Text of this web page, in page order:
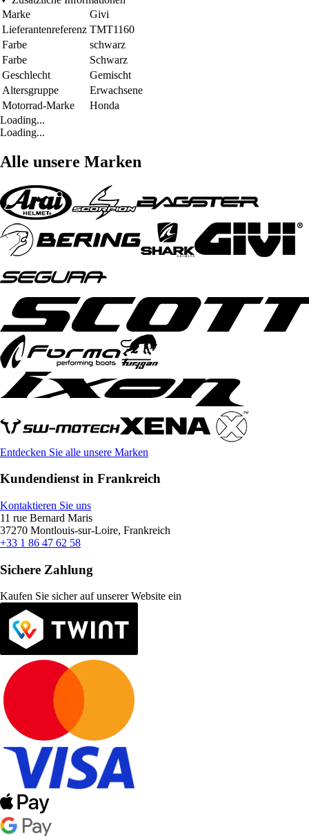
Marke
Givi
Lieferantenreferenz TMT1160
Farbe
schwarz
Farbe
Schwarz
Geschlecht
Gemischt
Altersgruppe
Erwachsene
Motorrad-Marke
Honda
Loading...
Loading...
Alle unsere Marken
Entdecken Sie alle unsere Marken
Kundendienst in Frankreich
Kontaktieren Sie uns
11 rue Bernard Maris
37270 Montlouis-sur-Loire, Frankreich
+33 1 86 47 62 58
Sichere Zahlung
Kaufen Sie sicher auf unserer Website ein